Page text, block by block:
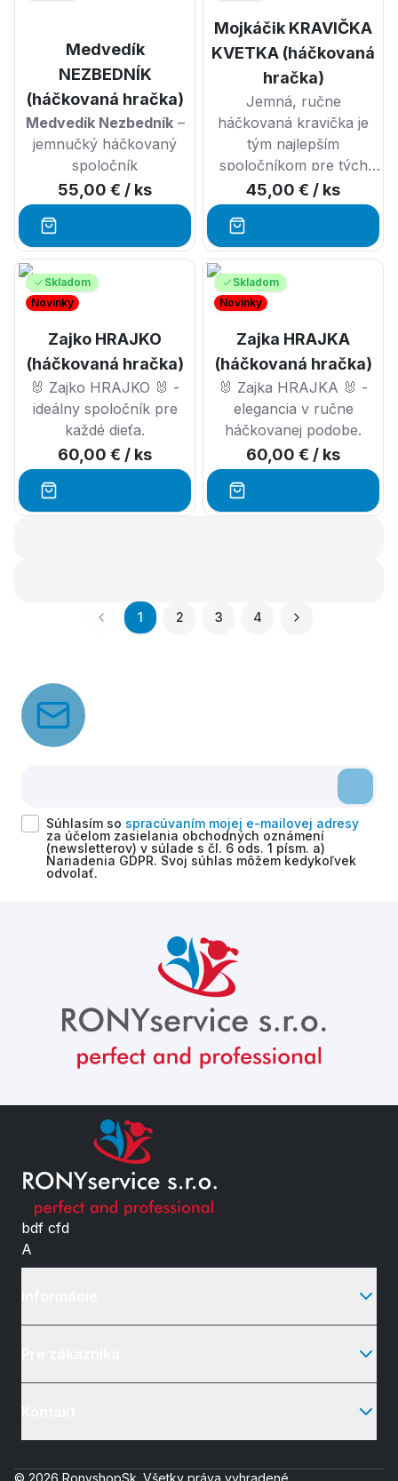
fantázie. Objednajte si ho
ešte dnes! 🐉✨
Medvedík
NEZBEDNÍK
(háčkovaná hračka)
Medvedík Nezbedník–
jemnučký háčkovaný
spoločník
55,00 € / ks
Mojkáčik KRAVIČKA
KVETKA (háčkovaná
hračka)
Jemná, ručne
háčkovaná kravička je
tým najlepším
spoločníkom pre tých
najmenších. 🌼
45,00 € / ks
Skladom
Novinky
Zajko HRAJKO
(háčkovaná hračka)
🐰 Zajko HRAJKO 🐰 -
ideálny spoločník pre
každé dieťa.
60,00 € / ks
Skladom
Novinky
Zajka HRAJKA
(háčkovaná hračka)
🐰 Zajka HRAJKA 🐰 -
elegancia v ručne
háčkovanej podobe.
60,00 € / ks
1 2 3 4
Súhlasím so spracúvaním mojej e-mailovej adresy
za účelom zasielania obchodných oznámení
(newsletterov) v súlade s čl. 6 ods. 1 písm. a)
Nariadenia GDPR. Svoj súhlas môžem kedykoľvek
odvolať.
bdf cfd
A
© 2026 RonyshopSk. Všetky práva vyhradené.